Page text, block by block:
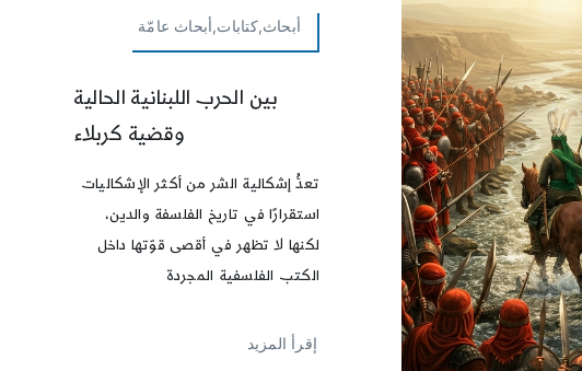
أبحاث,كتابات,أبحاث عامّة
بين الحرب اللبنانية الحالية
وقضية كربلاء
تعدُّ إشكالية الشر من أكثر الإشكاليات
استقرارًا في تاريخ الفلسفة والدين،
لكنها لا تظهر في أقصى قوّتها داخل
الكتب الفلسفية المجردة
إقرأ المزيد